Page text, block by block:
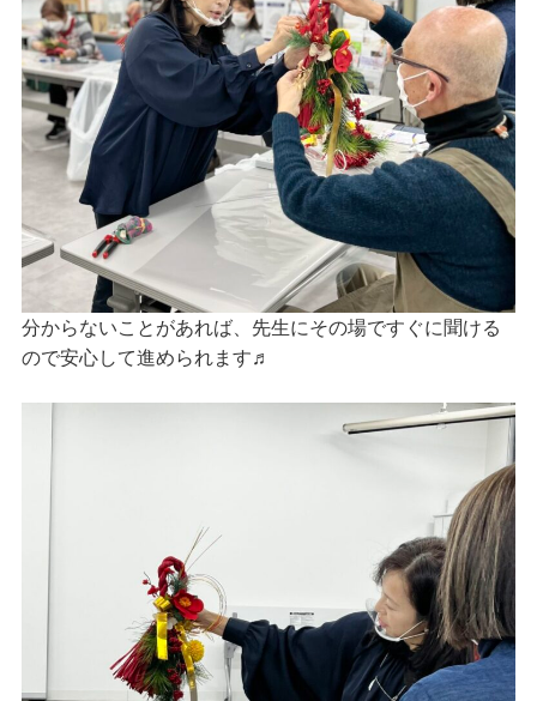
分からないことがあれば、先生にその場ですぐに聞ける
ので安心して進められます♬